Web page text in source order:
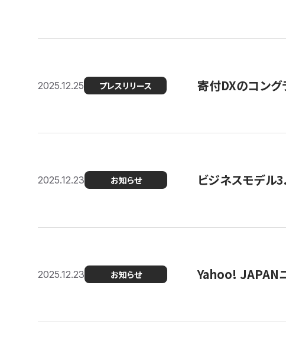
2025.12.25 プレスリリース 寄付DXのコング
2025.12.23 お知らせ ビジネスモデル
2025.12.23 お知らせ Yahoo! JAPAN